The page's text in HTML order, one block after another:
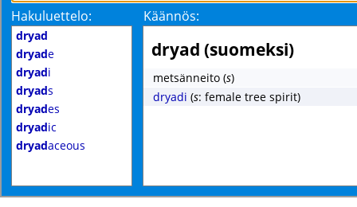
Hakuluettelo: Käännös:
dryad
dryade
dryadi
dryads
dryades
dryadic
dryadaceous
dryad (suomeksi)
metsänneito (s)
dryadi (s: female tree spirit)